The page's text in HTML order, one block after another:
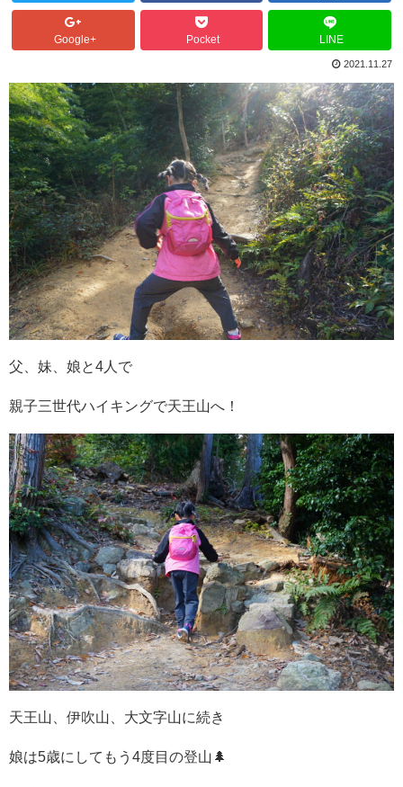
Google+ Pocket LINE
2021.11.27
父、妹、娘と4人で
親子三世代ハイキングで天王山へ！
天王山、伊吹山、大文字山に続き
娘は5歳にしてもう4度目の登山🌲